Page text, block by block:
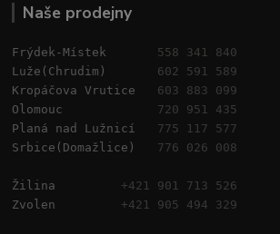
Naše prodejny
Frýdek-Místek 558 341 840
Luže(Chrudim) 602 591 589
Kropáčova Vrutice 603 883 099
Olomouc 720 951 435
Planá nad Lužnicí 775 117 577
Srbice(Domažlice) 776 026 008
Žilina +421 901 713 526
Zvolen +421 905 494 329